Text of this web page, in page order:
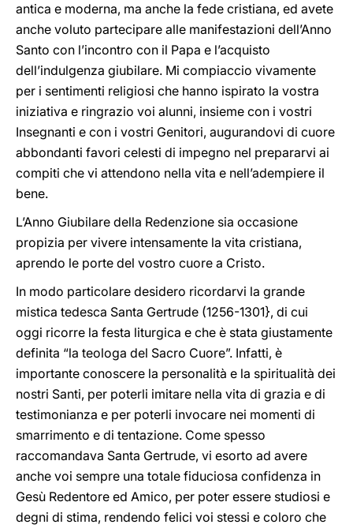
antica e moderna, ma anche la fede cristiana, ed avete
anche voluto partecipare alle manifestazioni dell’Anno
Santo con l’incontro con il Papa e l’acquisto
dell’indulgenza giubilare. Mi compiaccio vivamente
per i sentimenti religiosi che hanno ispirato la vostra
iniziativa e ringrazio voi alunni, insieme con i vostri
Insegnanti e con i vostri Genitori, augurandovi di cuore
abbondanti favori celesti di impegno nel prepararvi ai
compiti che vi attendono nella vita e nell’adempiere il
bene.
L’Anno Giubilare della Redenzione sia occasione
propizia per vivere intensamente la vita cristiana,
aprendo le porte del vostro cuore a Cristo.
In modo particolare desidero ricordarvi la grande
mistica tedesca Santa Gertrude (1256-1301}, di cui
oggi ricorre la festa liturgica e che è stata giustamente
definita “la teologa del Sacro Cuore”. Infatti, è
importante conoscere la personalità e la spiritualità dei
nostri Santi, per poterli imitare nella vita di grazia e di
testimonianza e per poterli invocare nei momenti di
smarrimento e di tentazione. Come spesso
raccomandava Santa Gertrude, vi esorto ad avere
anche voi sempre una totale fiduciosa confidenza in
Gesù Redentore ed Amico, per poter essere studiosi e
degni di stima, rendendo felici voi stessi e coloro che